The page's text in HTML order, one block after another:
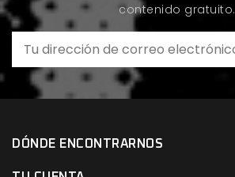
contenido gratuito.
DÓNDE ENCONTRARNOS